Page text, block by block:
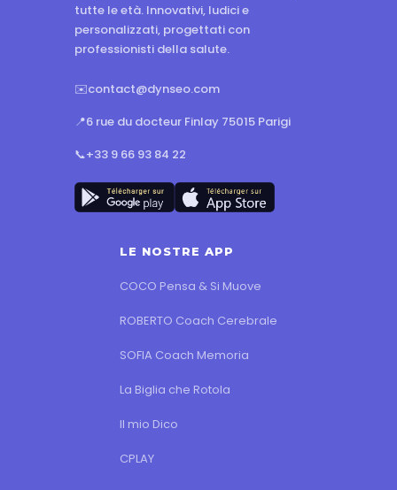
tutte le età. Innovativi, ludici e
personalizzati, progettati con
professionisti della salute.
✉️contact@dynseo.com
📍6 rue du docteur Finlay 75015 Parigi
📞+33 9 66 93 84 22
LE NOSTRE APP
COCO Pensa & Si Muove
ROBERTO Coach Cerebrale
SOFIA Coach Memoria
La Biglia che Rotola
Il mio Dico
CPLAY